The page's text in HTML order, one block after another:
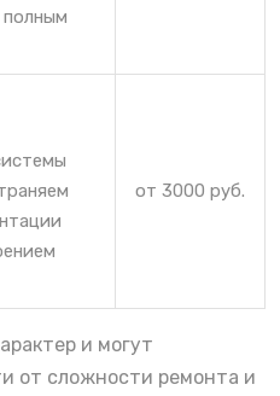
полным
от 3000 руб.
и могут
от сложности ремонта и